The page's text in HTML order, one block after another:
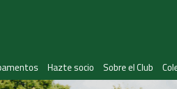
Hazte socio Sobre el Club